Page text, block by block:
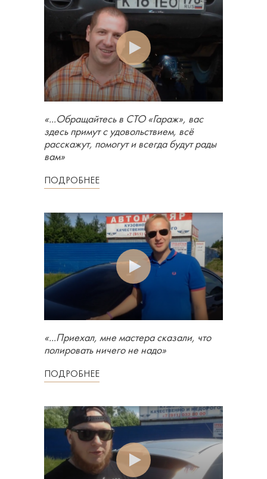
«...Обращайтесь в СТО «Гараж», вас
здесь примут с удовольствием, всё
расскажут, помогут и всегда будут рады
вам»
ПОДРОБНЕЕ
«...Приехал, мне мастера сказали, что
полировать ничего не надо»
ПОДРОБНЕЕ